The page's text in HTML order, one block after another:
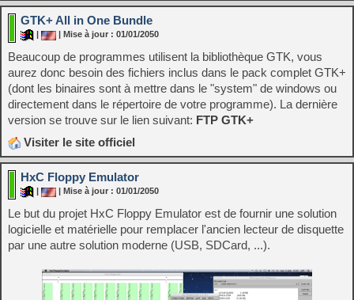
GTK+ All in One Bundle
| Mise à jour : 01/01/2050
Beaucoup de programmes utilisent la bibliothèque GTK, vous
aurez donc besoin des fichiers inclus dans le pack complet GTK+
(dont les binaires sont à mettre dans le "system" de windows ou
directement dans le répertoire de votre programme). La dernière
version se trouve sur le lien suivant: FTP GTK+
Visiter le site officiel
HxC Floppy Emulator
| Mise à jour : 01/01/2050
Le but du projet HxC Floppy Emulator est de fournir une solution
logicielle et matérielle pour remplacer l'ancien lecteur de disquette
par une autre solution moderne (USB, SDCard, ...).